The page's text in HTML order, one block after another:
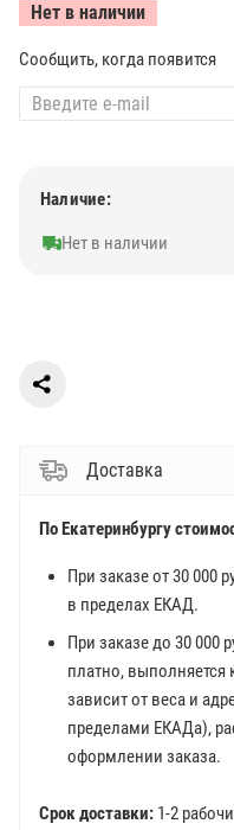
Нет в наличии
Сообщить, когда появится
Наличие:
Нет в наличии
Доставка
По Екатеринбургу
При заказе от 30 000
в пределах ЕКАД.
При заказе до 30 000
платно, выполняется
зависит от веса и
пределами ЕКАДа),
оформлении заказа.
Срок доставки: 1-2